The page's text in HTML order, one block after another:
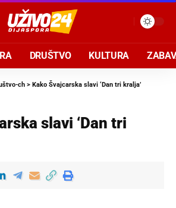
DRUŠTVO KULTURA
ch > Kako Švajcarska slavi ‘Dan tri kralja’
slavi ‘Dan tri